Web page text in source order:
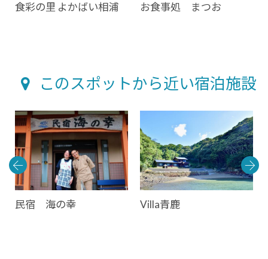
食彩の里 よかばい相浦 お食事処 まつお
このスポットから近い宿泊施設
民宿 海の幸 Villa青鹿